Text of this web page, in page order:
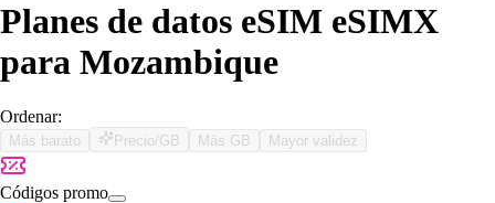
Planes de datos eSIM eSIMX
para Mozambique
Ordenar:
Más barato Precio/GB Más GB Mayor validez
Códigos promo